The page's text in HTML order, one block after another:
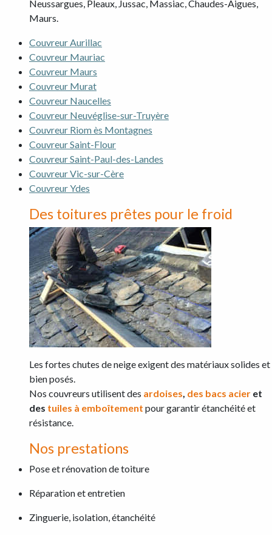
Neussargues, Pleaux, Jussac, Massiac, Chaudes-Aigues,
Maurs.
Couvreur Aurillac
Couvreur Mauriac
Couvreur Maurs
Couvreur Murat
Couvreur Naucelles
Couvreur Neuvéglise-sur-Truyère
Couvreur Riom ès Montagnes
Couvreur Saint-Flour
Couvreur Saint-Paul-des-Landes
Couvreur Vic-sur-Cère
Couvreur Ydes
Des toitures prêtes pour le froid
Les fortes chutes de neige exigent des matériaux solides et
bien posés.
Nos couvreurs utilisent des ardoises, des bacs acier et
des tuiles à emboîtement pour garantir étanchéité et
résistance.
Nos prestations
Pose et rénovation de toiture
Réparation et entretien
Zinguerie, isolation, étanchéité